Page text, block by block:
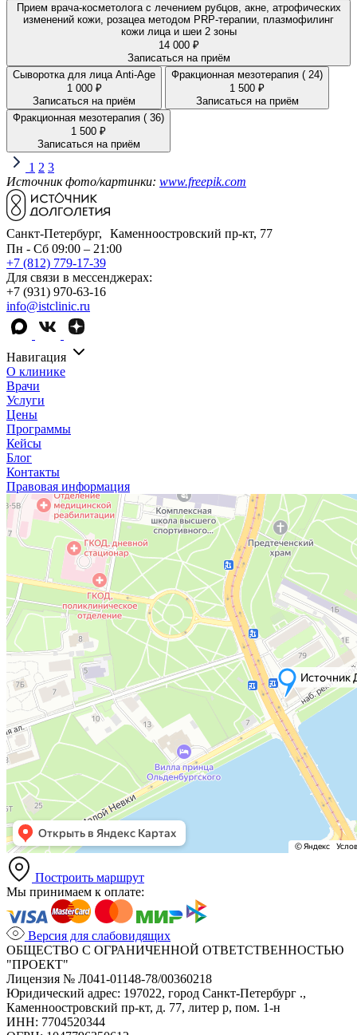
Прием врача-косметолога с лечением рубцов, акне, атрофических
изменений кожи, розацеа методом PRP-терапии, плазмофилинг
кожи лица и шеи 2 зоны
14 000 ₽
Записаться на приём
Сыворотка для лица Anti-Age
1 000 ₽
Записаться на приём
Фракционная мезотерапия ( 24)
1 500 ₽
Записаться на приём
Фракционная мезотерапия ( 36)
1 500 ₽
Записаться на приём
1 2 3
Источник фото/картинки: www.freepik.com
Санкт-Петербург, Каменноостровский пр-кт, 77
Пн - Сб 09:00 – 21:00
+7 (812) 779-17-39
Для связи в мессенджерах:
+7 (931) 970-63-16
info@istclinic.ru
Навигация
О клинике
Врачи
Услуги
Цены
Программы
Кейсы
Блог
Контакты
Правовая информация
Построить маршрут
Мы принимаем к оплате:
Версия для слабовидящих
ОБЩЕСТВО С ОГРАНИЧЕННОЙ ОТВЕТСТВЕННОСТЬЮ
"ПРОЕКТ"
Лицензия № Л041-01148-78/00360218
Юридический адрес: 197022, город Санкт-Петербург .,
Каменноостровский пр-кт, д. 77, литер р, пом. 1-н
ИНН: 7704520344